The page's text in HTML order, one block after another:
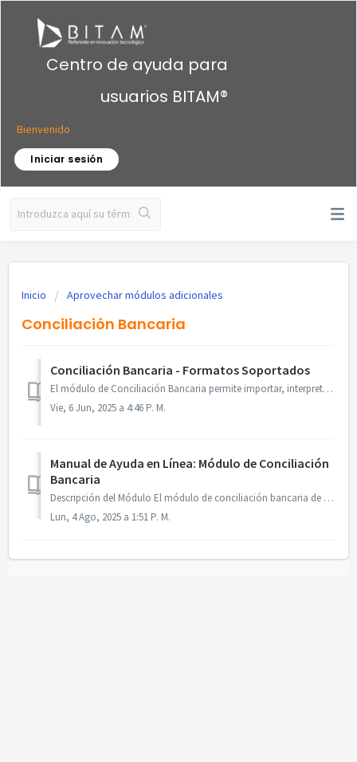
Centro de ayuda para
usuarios BITAM®
Bienvenido
Iniciar sesión
Inicio Aprovechar módulos adicionales
Conciliación Bancaria
Conciliación Bancaria - Formatos Soportados
El módulo de Conciliación Bancaria permite importar, interpretar y conciliar movimientos financieros desde múltiples fuentes de archivos proporcionados por ...
Vie, 6 Jun, 2025 a 4:46 P. M.
Manual de Ayuda en Línea: Módulo de Conciliación
Bancaria
Descripción del Módulo El módulo de conciliación bancaria de bFiskur es una herramienta diseñada para evitar discrepancias fiscales al permitir la concilia...
Lun, 4 Ago, 2025 a 1:51 P. M.